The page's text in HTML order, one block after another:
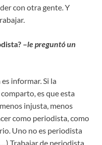
con otra gente. Y
–le preguntó un
informar. Si la
es que esta
injusta, menos
como periodista, como
Uno no es periodista
Trabajar de periodista